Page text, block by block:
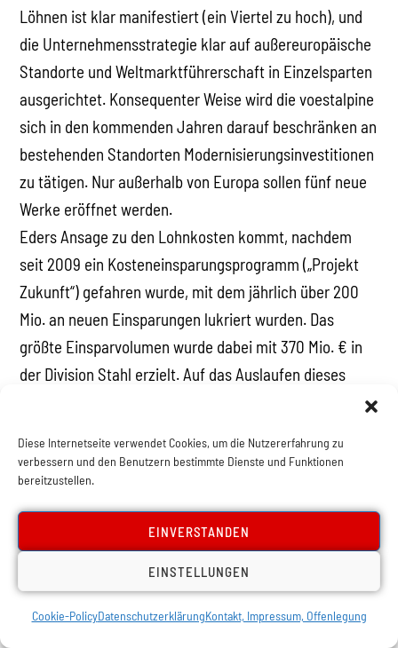
Diese Internetseite verwendet Cookies, um die Nutzererfahrung zu
verbessern und den Benutzern bestimmte Dienste und Funktionen
bereitzustellen.
EINVERSTANDEN
EINSTELLUNGEN
Cookie-PolicyDatenschutzerklärungKontakt, Impressum, Offenlegung
Löhnen ist klar manifestiert (ein Viertel zu hoch), und
die Unternehmensstrategie klar auf außereuropäische
Standorte und Weltmarktführerschaft in Einzelsparten
ausgerichtet. Konsequenter Weise wird die voestalpine
sich in den kommenden Jahren darauf beschränken an
bestehenden Standorten Modernisierungsinvestitionen
zu tätigen. Nur außerhalb von Europa sollen fünf neue
Werke eröffnet werden.
Eders Ansage zu den Lohnkosten kommt, nachdem
seit 2009 ein Kosteneinsparungsprogramm („Projekt
Zukunft“) gefahren wurde, mit dem jährlich über 200
Mio. an neuen Einsparungen lukriert wurden. Das
größte Einsparvolumen wurde dabei mit 370 Mio. € in
der Division Stahl erzielt. Auf das Auslaufen dieses
Die Arbeiter und Angestellten der voestalpine werden
mit Ende des Geschäftsjahres – das von historisch
niederen Stahlpreisen geprägt war – einen Reingewinn
von 800 Mio. € erarbeitet haben. Dies bedeutet für die
Kapitalgeber eine Profitmarge jenseits von 10 %.
Dieser Wert soll gehalten und ausgebaut werden, und in
Weltmarktführerschaft umgemünzt werden.